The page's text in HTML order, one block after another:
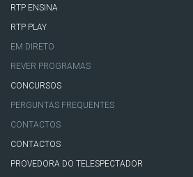
RTP ENSINA
RTP PLAY
EM DIRETO
REVER PROGRAMAS
CONCURSOS
PERGUNTAS FREQUENTES
CONTACTOS
CONTACTOS
PROVEDORA DO TELESPECTADOR